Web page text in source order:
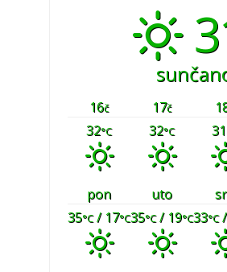
16č 17č
32°C 32°C 31
pon uto
35°C/ 17°C35°C/ 19°C33°C/